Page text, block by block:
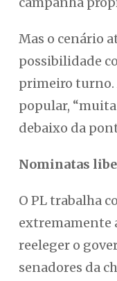
Mas o cenário
possibilidade
primeiro turno.
popular,
debaixo da
Nominatas
O PL trabalha
extremamente
reeleger o
senadores da